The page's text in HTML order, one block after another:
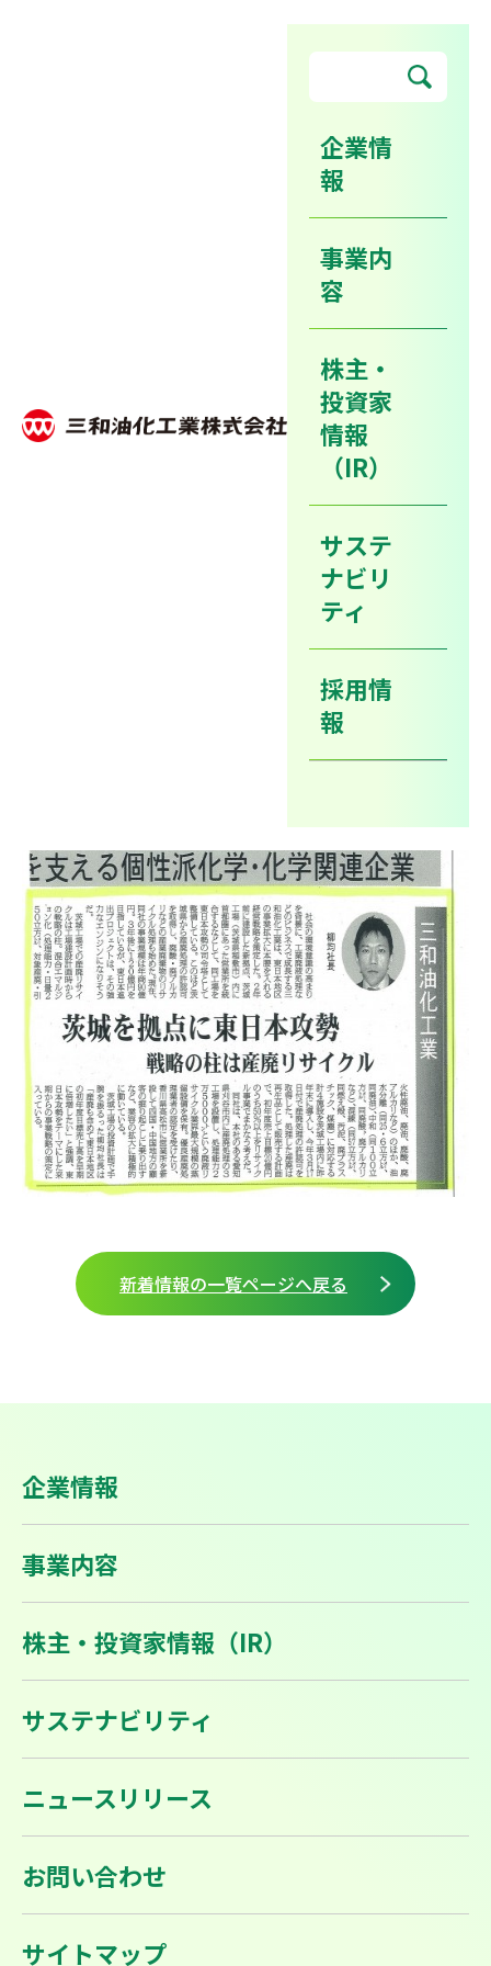
企業情
報
事業内
容
株主・
投資家
情報
（IR）
サステ
ナビリ
ティ
採用情
報
東日本地区事業戦略につい
て、化学工業日報に掲載され
東日本地区事業戦略について、化学工業日報に掲載されました。
2013年7月22日付化学工業日報掲載の通り、当社は茨城
県より産廃処理の許認可を取得しました。産廃リサイク
↓クリックするとPDFファイルで内容をご覧いただけま
新着情報の一覧ページへ戻る
企業情報
事業内容
株主・投資家情報（IR）
サステナビリティ
ニュースリリース
お問い合わせ
サイトマップ